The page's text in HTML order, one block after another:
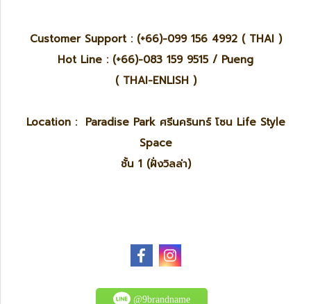
Customer Support : (+66)-099 156 4992 ( THAI )
Hot Line : (+66)-083 159 9515 / Pueng
( THAI-ENLISH )
Location : Paradise Park ศรีนครินทร์ โซน Life Style
Space
ชั้น 1 (ฝั่งวิลล่า)
@9brandname